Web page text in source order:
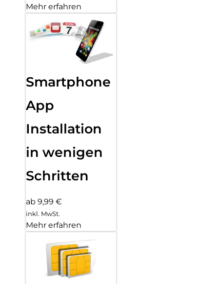
Mehr erfahren
Smartphone
App
Installation
in wenigen
Schritten
ab 9,99 €
inkl. MwSt.
Mehr erfahren